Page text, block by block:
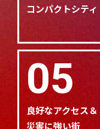
コンパクトシティ
05
良好なアクセス＆
災害に強い街